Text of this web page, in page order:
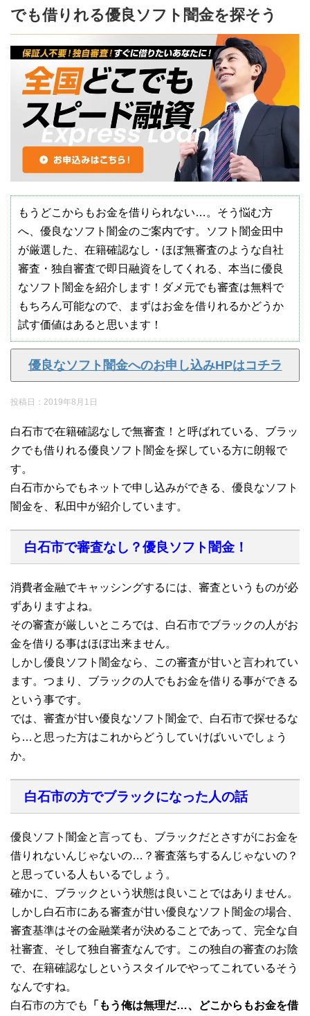
でも借りれる優良ソフト闇金を探そう
もうどこからもお金を借りられない…。そう悩む方
へ、優良なソフト闇金のご案内です。ソフト闇金田中
が厳選した、在籍確認なし・ほぼ無審査のような自社
審査・独自審査で即日融資をしてくれる、本当に優良
なソフト闇金を紹介します！ダメ元でも審査は無料で
もちろん可能なので、まずはお金を借りれるかどうか
試す価値はあると思います！
優良なソフト闇金へのお申し込みHPはコチラ
投稿日： 2019年8月1日
白石市で在籍確認なしで無審査！と呼ばれている、ブラッ
クでも借りれる優良ソフト闇金を探している方に朗報で
す。
白石市からでもネットで申し込みができる、優良なソフト
闇金を、私田中が紹介しています。
白石市で審査なし？優良ソフト闇金！
消費者金融でキャッシングするには、審査というものが必
ずありますよね。
その審査が厳しいところでは、白石市でブラックの人がお
金を借りる事はほぼ出来ません。
しかし優良ソフト闇金なら、この審査が甘いと言われてい
ます。つまり、ブラックの人でもお金を借りる事ができる
という事です。
では、審査が甘い優良なソフト闇金で、白石市で探せるな
ら…と思った方はこれからどうしていけばいいでしょう
か。
白石市の方でブラックになった人の話
優良ソフト闇金と言っても、ブラックだとさすがにお金を
借りれないんじゃないの…？審査落ちするんじゃないの？
と思っている人もいるでしょう。
確かに、ブラックという状態は良いことではありません。
しかし白石市にある審査が甘い優良なソフト闇金の場合、
審査基準はその金融業者が決めることであって、完全な自
社審査、そして独自審査なんです。この独自の審査のお陰
で、在籍確認なしというスタイルでやってこれているそう
なんですね。
白石市の方でも
「もう俺は無理だ…、どこからもお金を借